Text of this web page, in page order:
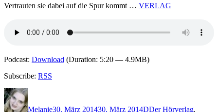
Vertrauten sie dabei auf die Spur kommt … VERLAG
Podcast: Download (Duration: 5:20 — 4.9MB)
Subscribe: RSS
Autor
Melanie30. März 201430. März 2014DDer Hörverlag,